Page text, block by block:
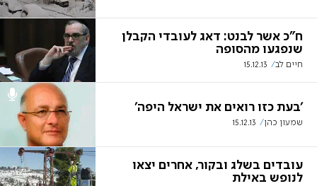
ח"כ אשר לבנט: דאג לעובדי הקבלן
שנפגעו מהסופה
חיים לב 15.12.13
'בעת כזו רואים את ישראל היפה'
שמעון כהן 15.12.13
עובדים בשלג ובקור, אחרים יצאו
לנופש באילת